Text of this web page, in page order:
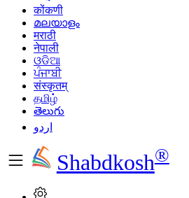
कोंकणी
മലയാളം
मराठी
नेपाली
ଓଡିଆ
ਪੰਜਾਬੀ
संस्कृतम्
தமிழ்
తెలుగు
اردو
Shabdkosh®